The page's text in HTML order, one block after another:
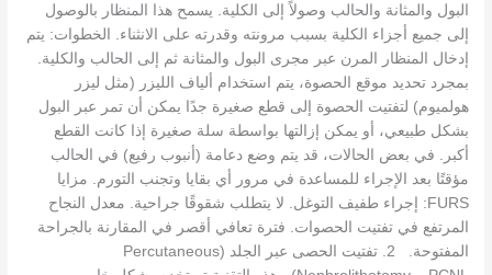
البول والمثانة والحالب وصولاً إلى الكلية. يسمح هذا المنظار بالوصول
إلى جميع أجزاء الكلية بسبب مرونته وقدرته على الانثناء. الخطوات: يتم
إدخال المنظار المرن عبر مجرى البول والمثانة ثم إلى الحالب والكلية.
بمجرد تحديد موقع الحصوة، يتم استخدام ألياف الليزر (مثل ليزر
هولميوم) لتفتيت الحصوة إلى قطع صغيرة جدًا يمكن أن تمر عبر البول
بشكل طبيعي، أو يمكن إزالتها بواسطة سلة صغيرة إذا كانت القطع
أكبر. في بعض الحالات، قد يتم وضع دعامة (أنبوب رفيع) في الحالب
مؤقتًا بعد الإجراء للمساعدة في مرور أي بقايا وتجنب التورم. مزايا
FURS: إجراء طفيف التوغل. لا يتطلب شقوقًا جراحية. معدل النجاح
المرتفع في تفتيت الحصوات. فترة تعافي أقصر في المقارنة بالجراحة
المفتوحة. 2. تفتيت الحصى عبر الجلد (Percutaneous